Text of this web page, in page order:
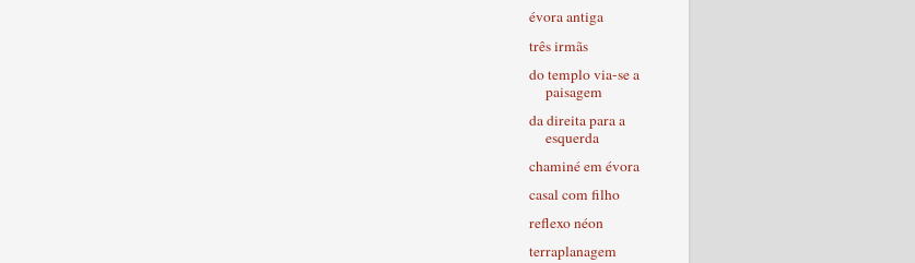
évora antiga
três irmãs
do templo via-se a
paisagem
da direita para a
esquerda
chaminé em évora
casal com filho
reflexo néon
terraplanagem